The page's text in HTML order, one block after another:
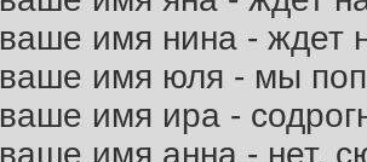
имя нина - ждет
имя юля - мы
имя ира -